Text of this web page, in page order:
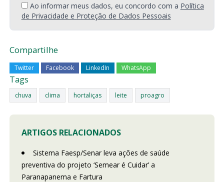
Ao informar meus dados, eu concordo com a Política
de Privacidade e Proteção de Dados Pessoais
Compartilhe
Twitter Facebook LinkedIn WhatsApp
Tags
chuva clima hortaliças leite proagro
ARTIGOS RELACIONADOS
Sistema Faesp/Senar leva ações de saúde
preventiva do projeto ‘Semear é Cuidar’ a
Paranapanema e Fartura